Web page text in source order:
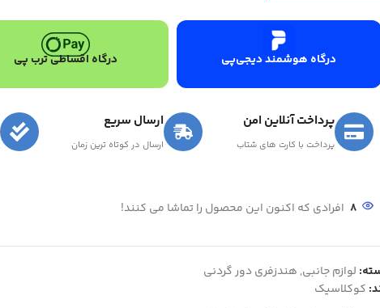
درگاه هوشمند دیجی‌پی درگاه اقساطی ترب پی
پرداخت آنلاین امن
پرداخت با کارت های شتاب
ارسال سریع
ارسال در کوتاه ترین زمان
8 افرادی که اکنون این محصول را تماشا می کنند!
لوازم جانبی, هندزفری دور گردنی
کوکلاسیک